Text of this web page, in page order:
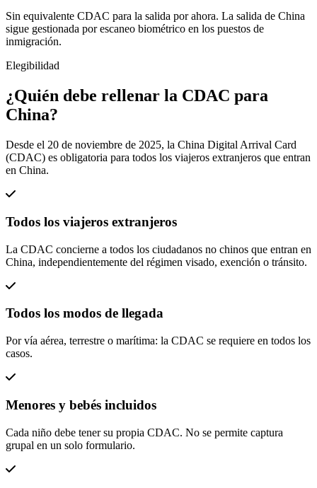
Sin equivalente CDAC para la salida por ahora. La salida de China
sigue gestionada por escaneo biométrico en los puestos de
inmigración.
Elegibilidad
¿Quién debe rellenar la CDAC para
China?
Desde el 20 de noviembre de 2025, la China Digital Arrival Card
(CDAC) es obligatoria para todos los viajeros extranjeros que entran
en China.
Todos los viajeros extranjeros
La CDAC concierne a todos los ciudadanos no chinos que entran en
China, independientemente del régimen visado, exención o tránsito.
Todos los modos de llegada
Por vía aérea, terrestre o marítima: la CDAC se requiere en todos los
casos.
Menores y bebés incluidos
Cada niño debe tener su propia CDAC. No se permite captura
grupal en un solo formulario.